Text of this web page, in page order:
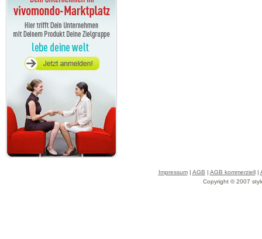
Impressum| AGB | AGB kommerziell|
Copyright © 2007